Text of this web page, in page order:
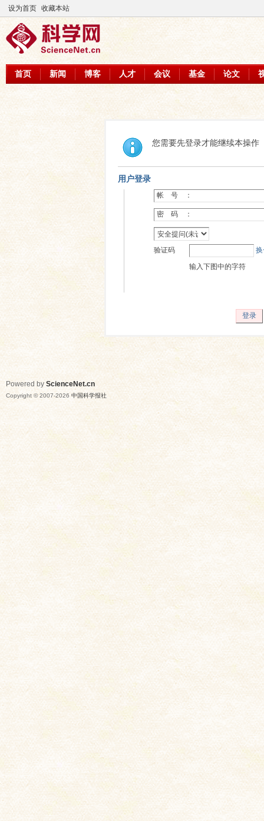
设为首页 收藏本站
首页 新闻 博客 人才 会议 基金 论文
您需要先登录才能继续本操作
用户登录
帐 号 ：
密 码 ：
验证码
输入下图中的字符
登录
Powered by ScienceNet.cn
Copyright © 2007-2026 中国科学报社